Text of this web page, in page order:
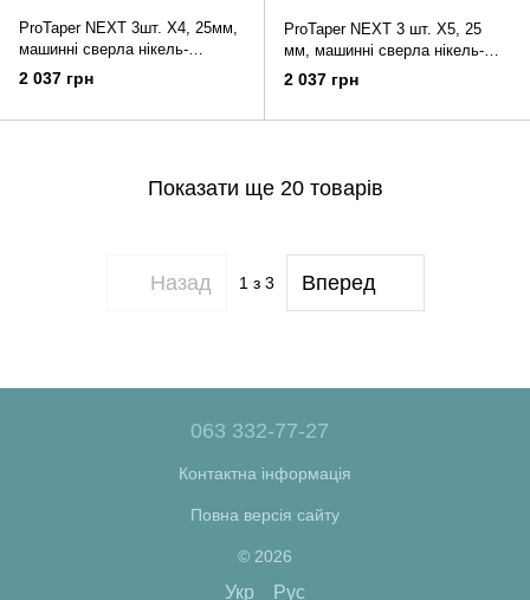
ProTaper NEXT 3шт. X4, 25мм,
машинні сверла нікель-
титанові
2 037 грн
ProTaper NEXT 3 шт. X5, 25
мм, машинні сверла нікель-
титанові
2 037 грн
Показати ще 20 товарів
Назад 1з 3 Вперед
063 332-77-27
Контактна інформація
Повна версія сайту
© 2026
Укр Рус